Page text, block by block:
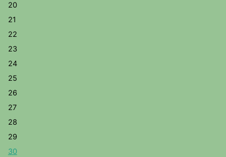
20
21
22
23
24
25
26
27
28
29
30